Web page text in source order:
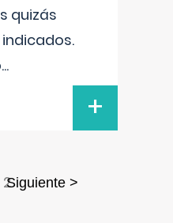
quizás
...
+
2Siguiente >